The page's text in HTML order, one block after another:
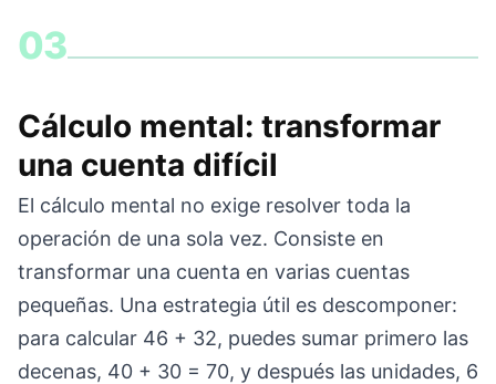
03
Cálculo mental: transformar
una cuenta difícil
El cálculo mental no exige resolver toda la
operación de una sola vez. Consiste en
transformar una cuenta en varias cuentas
pequeñas. Una estrategia útil es descomponer:
para calcular 46 + 32, puedes sumar primero las
decenas, 40 + 30 = 70, y después las unidades, 6